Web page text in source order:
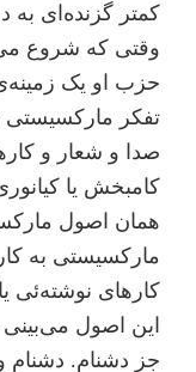
کمتر گزنده‌ای به
وقتی که شروع
حزب او یک
تفکر مارکسیستی
صدا و شعار و
کامبخش یا
همان اصول
مارکسیستی به
کارهای نوشته‌ئی
این اصول
جز دشنام. دشنام